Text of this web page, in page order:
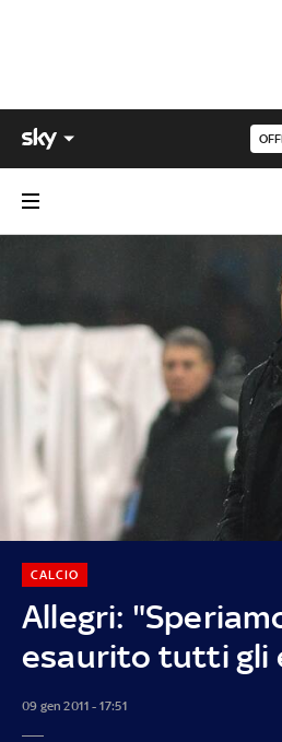
Allegri:
esaurito tutti gli
CALCIO
09 gen 2011 - 17:51